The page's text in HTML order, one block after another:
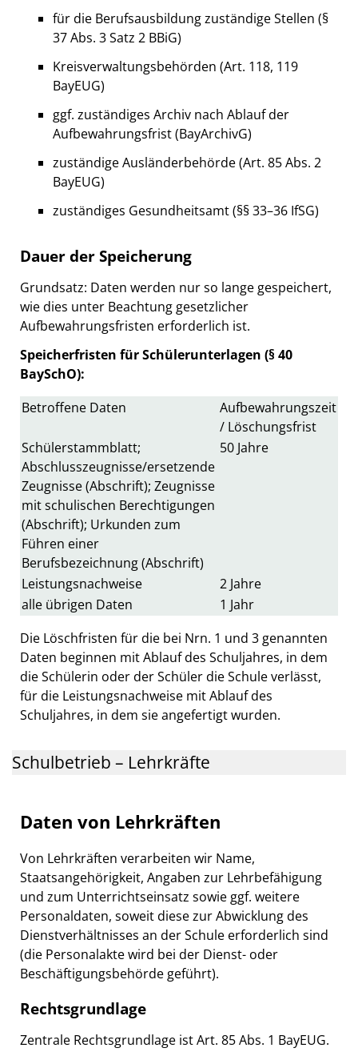
für die Berufsausbildung zuständige Stellen (§
37 Abs. 3 Satz 2 BBiG)
Kreisverwaltungsbehörden (Art. 118, 119
BayEUG)
ggf. zuständiges Archiv nach Ablauf der
Aufbewahrungsfrist (BayArchivG)
zuständige Ausländerbehörde (Art. 85 Abs. 2
BayEUG)
zuständiges Gesundheitsamt (§§ 33–36 IfSG)
Dauer der Speicherung
Grundsatz: Daten werden nur so lange gespeichert,
wie dies unter Beachtung gesetzlicher
Aufbewahrungsfristen erforderlich ist.
Speicherfristen für Schülerunterlagen (§ 40
BaySchO):
Betroffene Daten
Aufbewahrungszeit
/ Löschungsfrist
Schülerstammblatt;
Abschlusszeugnisse/ersetzende
Zeugnisse (Abschrift); Zeugnisse
mit schulischen Berechtigungen
(Abschrift); Urkunden zum
Führen einer
Berufsbezeichnung (Abschrift)
50 Jahre
Leistungsnachweise
2 Jahre
alle übrigen Daten
1 Jahr
Die Löschfristen für die bei Nrn. 1 und 3 genannten
Daten beginnen mit Ablauf des Schuljahres, in dem
die Schülerin oder der Schüler die Schule verlässt,
für die Leistungsnachweise mit Ablauf des
Schuljahres, in dem sie angefertigt wurden.
Schulbetrieb – Lehrkräfte
Daten von Lehrkräften
Von Lehrkräften verarbeiten wir Name,
Staatsangehörigkeit, Angaben zur Lehrbefähigung
und zum Unterrichtseinsatz sowie ggf. weitere
Personaldaten, soweit diese zur Abwicklung des
Dienstverhältnisses an der Schule erforderlich sind
(die Personalakte wird bei der Dienst- oder
Beschäftigungsbehörde geführt).
Rechtsgrundlage
Zentrale Rechtsgrundlage ist Art. 85 Abs. 1 BayEUG.